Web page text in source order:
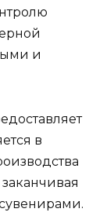
и
в